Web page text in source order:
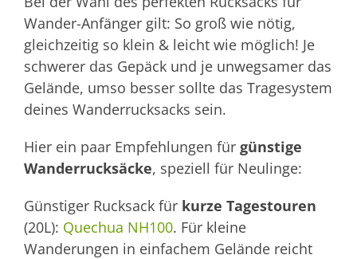
Wander-Anfänger gilt: So groß wie nötig,
gleichzeitig so klein & leicht wie möglich! Je
schwerer das Gepäck und je unwegsamer das
Gelände, umso besser sollte das Tragesystem
deines Wanderrucksacks sein.
Hier ein paar Empfehlungen für günstige
Wanderrucksäcke, speziell für Neulinge:
Günstiger Rucksack für kurze Tagestouren
(20L): Quechua NH100. Für kleine
Wanderungen in einfachem Gelände reicht